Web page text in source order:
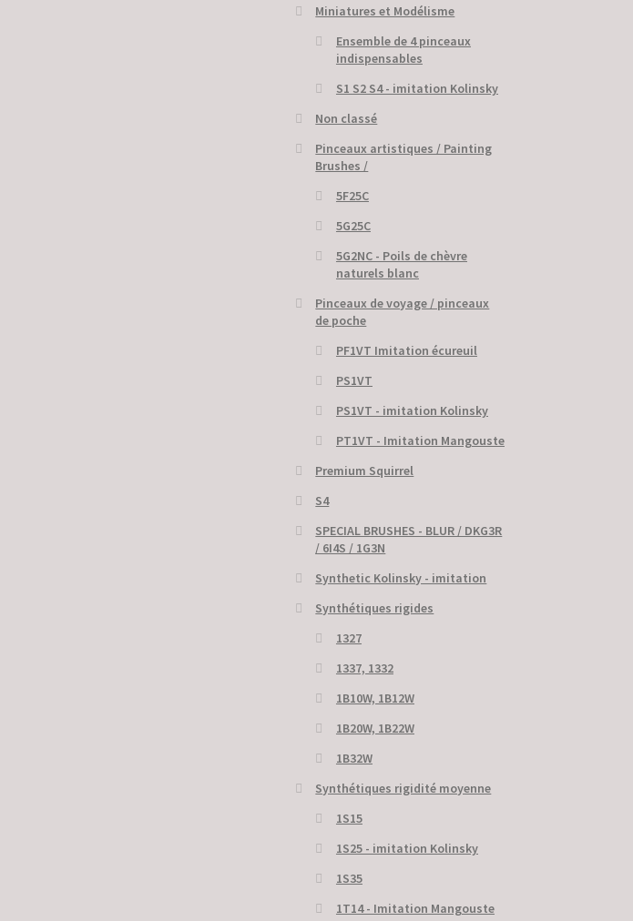
Miniatures et Modélisme
Ensemble de 4 pinceaux
indispensables
S1 S2 S4 - imitation Kolinsky
Non classé
Pinceaux artistiques / Painting
Brushes /
5F25C
5G25C
5G2NC - Poils de chèvre
naturels blanc
Pinceaux de voyage / pinceaux
de poche
PF1VT Imitation écureuil
PS1VT
PS1VT - imitation Kolinsky
PT1VT - Imitation Mangouste
Premium Squirrel
S4
SPECIAL BRUSHES - BLUR / DKG3R
/ 6I4S / 1G3N
Synthetic Kolinsky - imitation
Synthétiques rigides
1327
1337, 1332
1B10W, 1B12W
1B20W, 1B22W
1B32W
Synthétiques rigidité moyenne
1S15
1S25 - imitation Kolinsky
1S35
1T14 - Imitation Mangouste